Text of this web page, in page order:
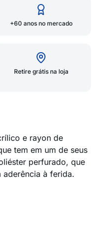
+60 anos no mercado
Retire grátis na loja
e rayon de
tem em um de seus
perfurado, que
aderência à ferida.